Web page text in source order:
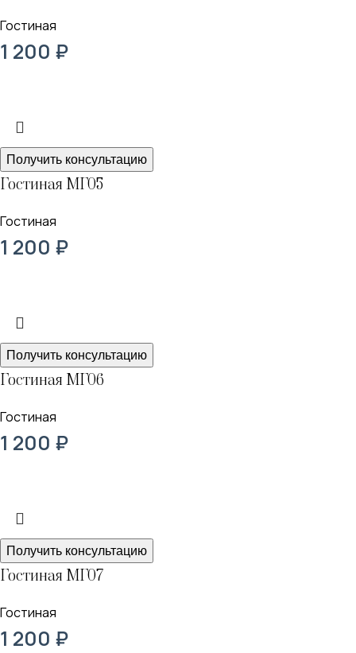
Гостиная
1 200 ₽
Получить консультацию
Гостиная МГ05
Гостиная
1 200 ₽
Получить консультацию
Гостиная МГ06
Гостиная
1 200 ₽
Получить консультацию
Гостиная МГ07
Гостиная
1 200 ₽